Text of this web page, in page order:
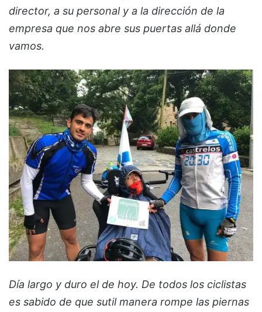
director, a su personal y a la dirección de la
empresa que nos abre sus puertas allá donde
vamos.
Día largo y duro el de hoy. De todos los ciclistas
es sabido de que sutil manera rompe las piernas